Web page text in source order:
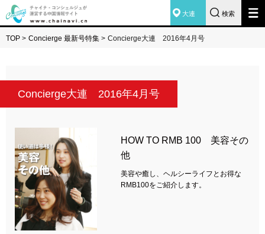
大連 検索
TOP > Concierge 最新号特集 > Concierge大連 2016年4月号
Concierge大連 2016年4月号
HOW TO RMB 100 美容その
他
美容や癒し、ヘルシーライフとお得な
RMB100をご紹介します。